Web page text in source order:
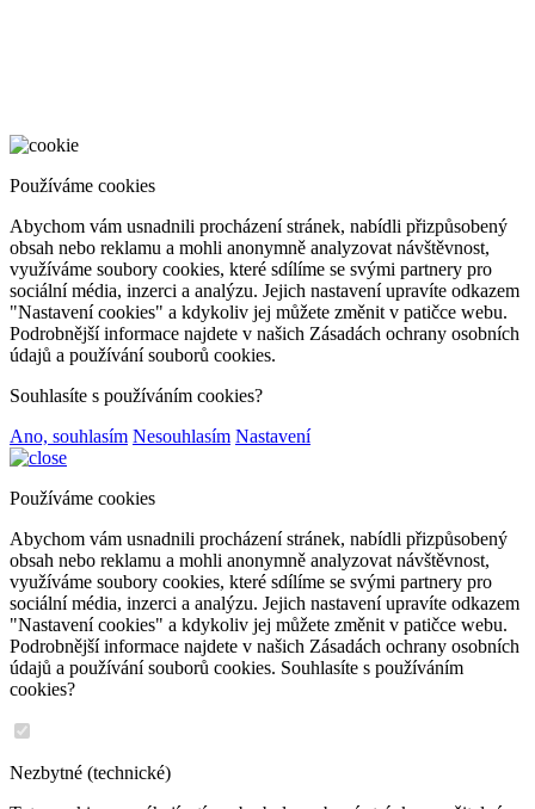
Používáme cookies
Abychom vám usnadnili procházení stránek, nabídli přizpůsobený
obsah nebo reklamu a mohli anonymně analyzovat návštěvnost,
využíváme soubory cookies, které sdílíme se svými partnery pro
sociální média, inzerci a analýzu. Jejich nastavení upravíte odkazem
"Nastavení cookies" a kdykoliv jej můžete změnit v patičce webu.
Podrobnější informace najdete v našich Zásadách ochrany osobních
údajů a používání souborů cookies.
Souhlasíte s používáním cookies?
Ano, souhlasím Nesouhlasím Nastavení
Používáme cookies
Abychom vám usnadnili procházení stránek, nabídli přizpůsobený
obsah nebo reklamu a mohli anonymně analyzovat návštěvnost,
využíváme soubory cookies, které sdílíme se svými partnery pro
sociální média, inzerci a analýzu. Jejich nastavení upravíte odkazem
"Nastavení cookies" a kdykoliv jej můžete změnit v patičce webu.
Podrobnější informace najdete v našich Zásadách ochrany osobních
údajů a používání souborů cookies. Souhlasíte s používáním
cookies?
Nezbytné (technické)